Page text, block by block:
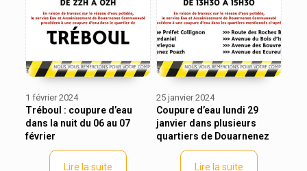
1 février 2024
Tréboul : coupure d’eau
dans la nuit du 06 au 07
février
Lire la suite
25 janvier 2024
Coupure d’eau lundi 29
janvier dans plusieurs
quartiers de Douarnenez
Lire la suite